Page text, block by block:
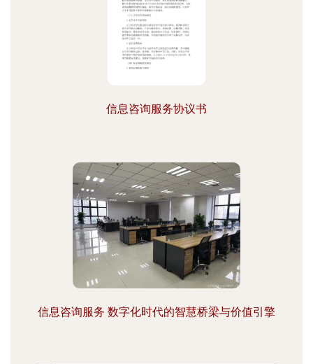
信息咨询服务协议书
信息咨询服务 数字化时代的智慧桥梁与价值引擎